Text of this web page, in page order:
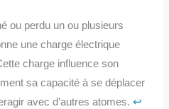
ou perdu un ou plusieurs
une charge électrique
charge influence son
sa capacité à se déplacer
avec d’autres atomes.↩︎